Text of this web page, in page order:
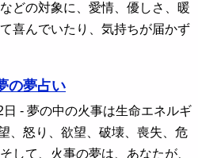
どの対象に、愛情、優しさ、暖
喜んでいたり、気持ちが届かず
の夢占い
- 夢の中の火事は生命エネルギ
、怒り、欲望、破壊、喪失、危
して、火事の夢は、あなたが、